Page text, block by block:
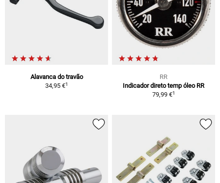
Alavanca do travão
34,95 €1
RR
Indicador direto temp óleo RR
79,99 €1